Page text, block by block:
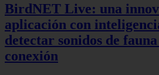
BirdNET Live: una
aplicación con
detectar sonidos de
conexión